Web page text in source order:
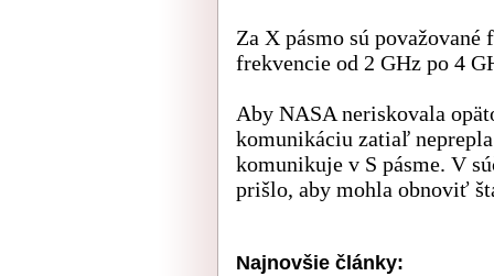
Za X pásmo sú považované
frekvencie od 2 GHz po 4
Aby NASA neriskovala
komunikáciu zatiaľ
komunikuje v S pásme. V
prišlo, aby mohla obnoviť
Najnovšie články: